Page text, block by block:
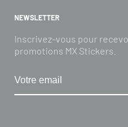
NEWSLETTER
Inscrivez-vous pour
promotions MX Stickers.